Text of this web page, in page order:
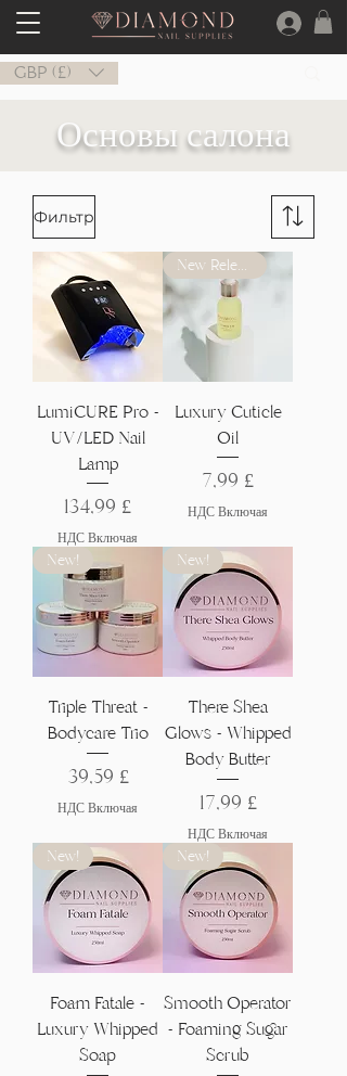
GBP (£)
Основы салона
Фильтр
LumiCURE Pro -
UV/LED Nail
Lamp
Цена
134,99 £
НДС Включая
New Release
Luxury Cuticle
Oil
Цена
7,99 £
НДС Включая
New!
Triple Threat -
Bodycare Trio
Цена
39,59 £
НДС Включая
New!
There Shea
Glows - Whipped
Body Butter
Цена
17,99 £
НДС Включая
New!
Foam Fatale -
Luxury Whipped
Soap
New!
Smooth Operator
- Foaming Sugar
Scrub